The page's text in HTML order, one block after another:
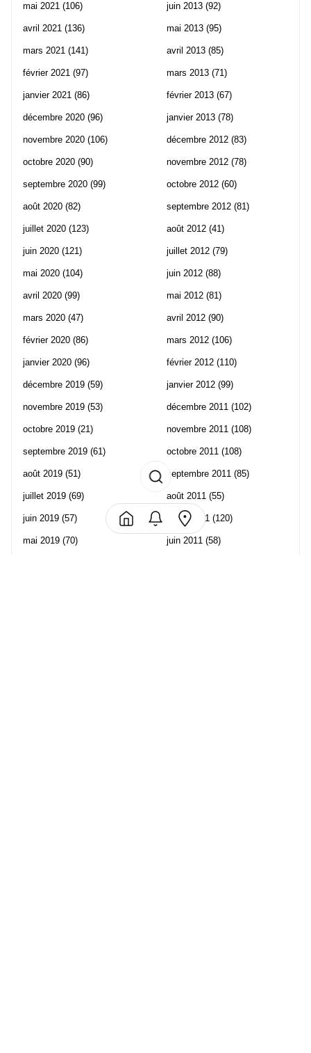
mai 2021 (106)
avril 2021 (136)
mars 2021 (141)
février 2021 (97)
janvier 2021 (86)
décembre 2020 (96)
novembre 2020 (106)
octobre 2020 (90)
septembre 2020 (99)
août 2020 (82)
juillet 2020 (123)
juin 2020 (121)
mai 2020 (104)
avril 2020 (99)
mars 2020 (47)
février 2020 (86)
janvier 2020 (96)
décembre 2019 (59)
novembre 2019 (53)
octobre 2019 (21)
septembre 2019 (61)
août 2019 (51)
juillet 2019 (69)
juin 2019 (57)
mai 2019 (70)
juin 2013 (92)
mai 2013 (95)
avril 2013 (85)
mars 2013 (71)
février 2013 (67)
janvier 2013 (78)
décembre 2012 (83)
novembre 2012 (78)
octobre 2012 (60)
septembre 2012 (81)
août 2012 (41)
juillet 2012 (79)
juin 2012 (88)
mai 2012 (81)
avril 2012 (90)
mars 2012 (106)
février 2012 (110)
janvier 2012 (99)
décembre 2011 (102)
novembre 2011 (108)
octobre 2011 (108)
septembre 2011 (85)
août 2011 (55)
juillet 2011 (120)
juin 2011 (58)